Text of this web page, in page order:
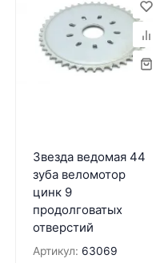
Звезда ведомая 44
зуба веломотор
цинк 9
продолговатых
отверстий
Артикул: 63069